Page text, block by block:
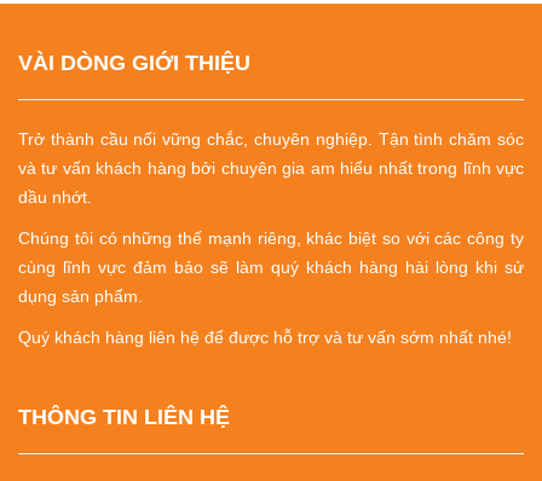
VÀI DÒNG GIỚI THIỆU
Trở thành cầu nối vững chắc, chuyên nghiệp. Tận tình chăm sóc
và tư vấn khách hàng bởi chuyên gia am hiểu nhất trong lĩnh vực
dầu nhớt.
Chúng tôi có những thế mạnh riêng, khác biệt so với các công ty
cùng lĩnh vực đảm bảo sẽ làm quý khách hàng hài lòng khi sử
dụng sản phẩm.
Quý khách hàng liên hệ để được hỗ trợ và tư vấn sớm nhất nhé!
THÔNG TIN LIÊN HỆ